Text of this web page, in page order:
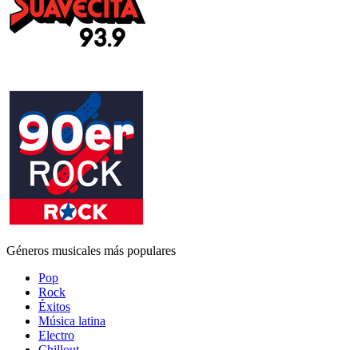
Géneros musicales más populares
Pop
Rock
Éxitos
Música latina
Electro